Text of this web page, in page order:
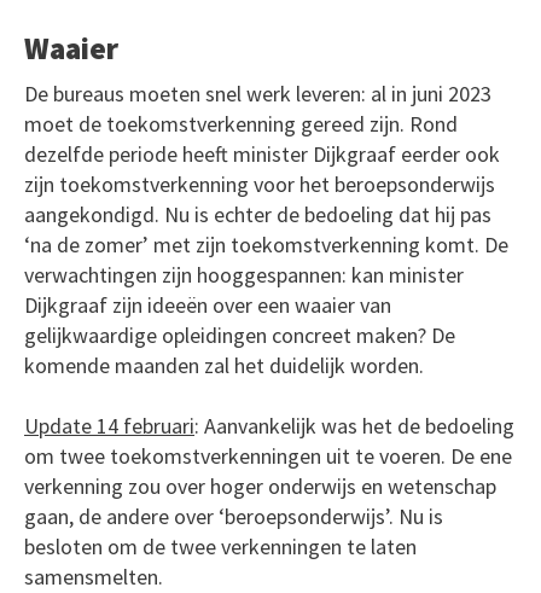
Waaier
De bureaus moeten snel werk leveren: al in juni 2023
moet de toekomstverkenning gereed zijn. Rond
dezelfde periode heeft minister Dijkgraaf eerder ook
zijn toekomstverkenning voor het beroepsonderwijs
aangekondigd. Nu is echter de bedoeling dat hij pas
‘na de zomer’ met zijn toekomstverkenning komt. De
verwachtingen zijn hooggespannen: kan minister
Dijkgraaf zijn ideeën over een waaier van
gelijkwaardige opleidingen concreet maken? De
komende maanden zal het duidelijk worden.
Update 14 februari: Aanvankelijk was het de bedoeling
om twee toekomstverkenningen uit te voeren. De ene
verkenning zou over hoger onderwijs en wetenschap
gaan, de andere over ‘beroepsonderwijs’. Nu is
besloten om de twee verkenningen te laten
samensmelten.